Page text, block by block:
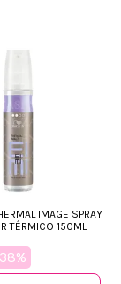
IMAGE SPRAY
TÉRMICO 150ML